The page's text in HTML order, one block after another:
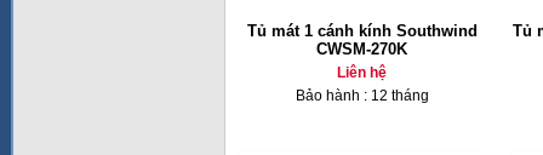
Tủ mát 1 cánh kính Southwind
CWSM-270K
Liên hệ
Bảo hành : 12 tháng
Tủ